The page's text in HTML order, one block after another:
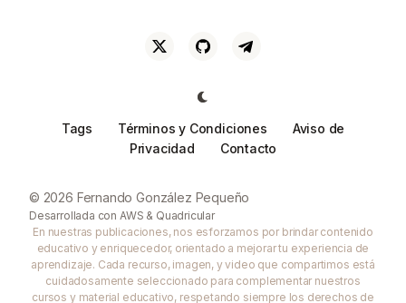
Tags Términos y Condiciones
Aviso de
Privacidad
Contacto
© 2026 Fernando González Pequeño
Desarrollada con AWS & Quadricular
En nuestras publicaciones, nos esforzamos por brindar contenido
educativo y enriquecedor, orientado a mejorar tu experiencia de
aprendizaje. Cada recurso, imagen, y video que compartimos está
cuidadosamente seleccionado para complementar nuestros
cursos y material educativo, respetando siempre los derechos de